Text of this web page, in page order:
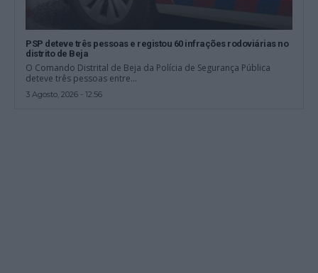
PSP deteve três pessoas e registou 60 infrações rodoviárias no
distrito de Beja
O Comando Distrital de Beja da Polícia de Segurança Pública
deteve três pessoas entre...
3 Agosto, 2026 - 12:56